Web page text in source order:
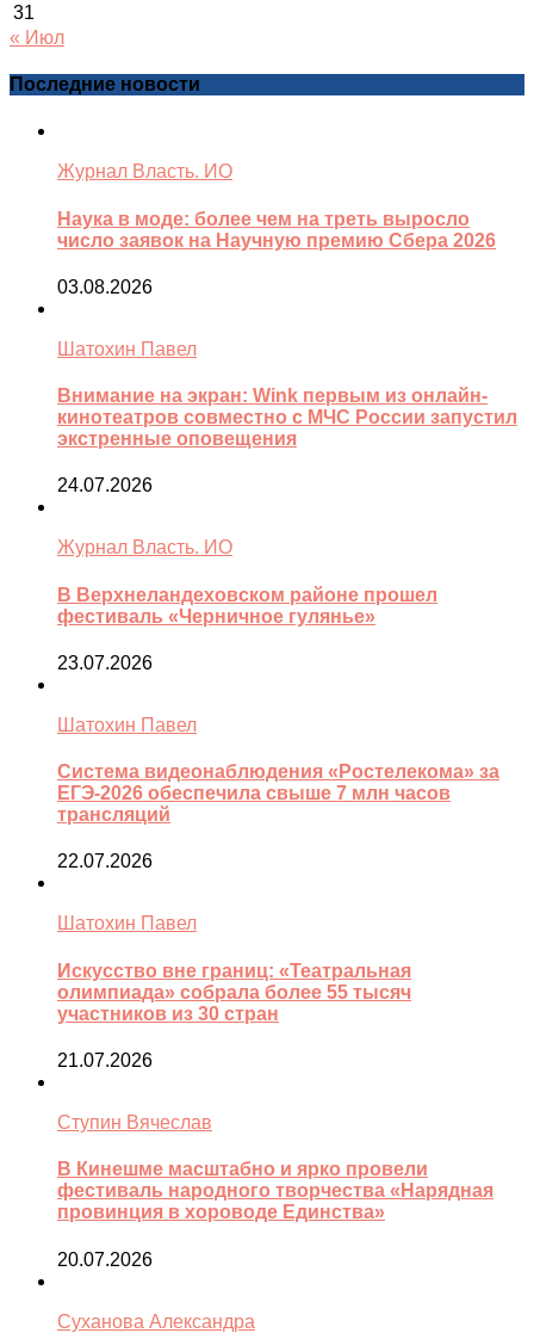
31
« Июл
Последние новости
Журнал Власть. ИО
Наука в моде: более чем на треть выросло
число заявок на Научную премию Сбера 2026
03.08.2026
Шатохин Павел
Внимание на экран: Wink первым из онлайн-
кинотеатров совместно с МЧС России запустил
экстренные оповещения
24.07.2026
Журнал Власть. ИО
В Верхнеландеховском районе прошел
фестиваль «Черничное гулянье»
23.07.2026
Шатохин Павел
Система видеонаблюдения «Ростелекома» за
ЕГЭ-2026 обеспечила свыше 7 млн часов
трансляций
22.07.2026
Шатохин Павел
Искусство вне границ: «Театральная
олимпиада» собрала более 55 тысяч
участников из 30 стран
21.07.2026
Ступин Вячеслав
В Кинешме масштабно и ярко провели
фестиваль народного творчества «Нарядная
провинция в хороводе Единства»
20.07.2026
Суханова Александра